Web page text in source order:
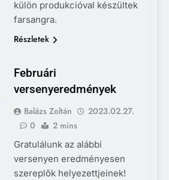
külön produkcióval készültek
farsangra.
Részletek
Februári
versenyeredmények
Balázs Zoltán
2023.02.27.
0
2 mins
Gratulálunk az alábbi
versenyen eredményesen
szereplők helyezettjeinek!